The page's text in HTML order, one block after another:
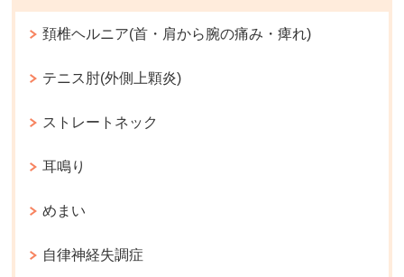
頚椎ヘルニア(首・肩から腕の痛み・痺れ)
テニス肘(外側上顆炎)
ストレートネック
耳鳴り
めまい
自律神経失調症